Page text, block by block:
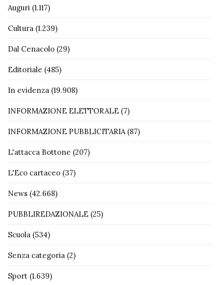
Auguri (1.117)
Cultura (1.239)
Dal Cenacolo (29)
Editoriale (485)
In evidenza (19.908)
INFORMAZIONE ELETTORALE (7)
INFORMAZIONE PUBBLICITARIA (87)
L'attacca Bottone (207)
L'Eco cartaceo (37)
News (42.668)
PUBBLIREDAZIONALE (25)
Scuola (534)
Senza categoria (2)
Sport (1.639)